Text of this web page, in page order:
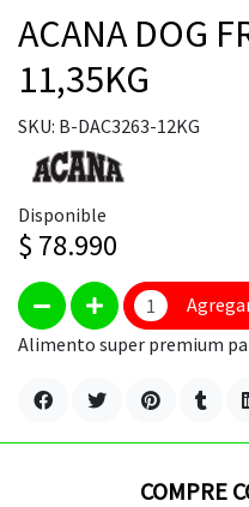
ACANA DOG
11,35KG
SKU: B-DAC3263-12KG
Disponible
$ 78.990
Alimento super premium
COMPRE